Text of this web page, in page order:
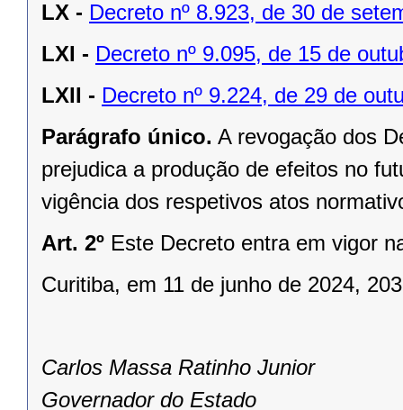
LX - Decreto nº 8.923, de 30 de
LXI - Decreto nº 9.095, de 15 de
LXII - Decreto nº 9.224, de 29 de
Parágrafo único. A revogação dos
prejudica a produção de efeitos no
vigência dos respetivos atos
Art. 2º Este Decreto entra em vigor
Curitiba, em 11 de junho de 2024,
Carlos Massa Ratinho Junior
Governador do Estado